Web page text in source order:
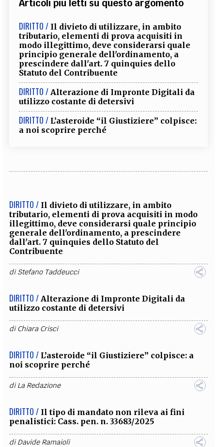
Articoli più letti su questo argomento
DIRITTO / Il divieto di utilizzare, in ambito
tributario, elementi di prova acquisiti in
modo illegittimo, deve considerarsi quale
principio generale dell'ordinamento, a
prescindere dall'art. 7 quinquies dello
Statuto del Contribuente
DIRITTO / Alterazione di Impronte Digitali da
utilizzo costante di detersivi
DIRITTO / L’asteroide “il Giustiziere” colpisce:
a noi scoprire perché
DIRITTO / Il divieto di utilizzare, in ambito
tributario, elementi di prova acquisiti in modo
illegittimo, deve considerarsi quale principio
generale dell'ordinamento, a prescindere
dall'art. 7 quinquies dello Statuto del
Contribuente
diStefano Taddeucci
DIRITTO / Alterazione di Impronte Digitali da
utilizzo costante di detersivi
diChiara Crisci
DIRITTO / L’asteroide “il Giustiziere” colpisce: a
noi scoprire perché
diLa Redazione
DIRITTO / Il tipo di mandato non rileva ai fini
penalistici: Cass. pen. n. 33683/2025
diDavide Ramaioli